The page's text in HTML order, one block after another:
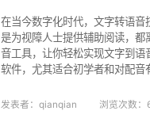
在当今数字化时代，文字转语
是为视障人士提供辅助阅读，
音工具，让你轻松实现文字到语音的转换。 工具一：冬瓜配音 冬瓜配音是一款功能
软件，尤其适合初学者和对配
发表者：qianqian 浏览次数：